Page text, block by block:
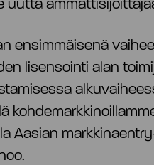
ensimmäisenä
lisensointi alan
Aasian